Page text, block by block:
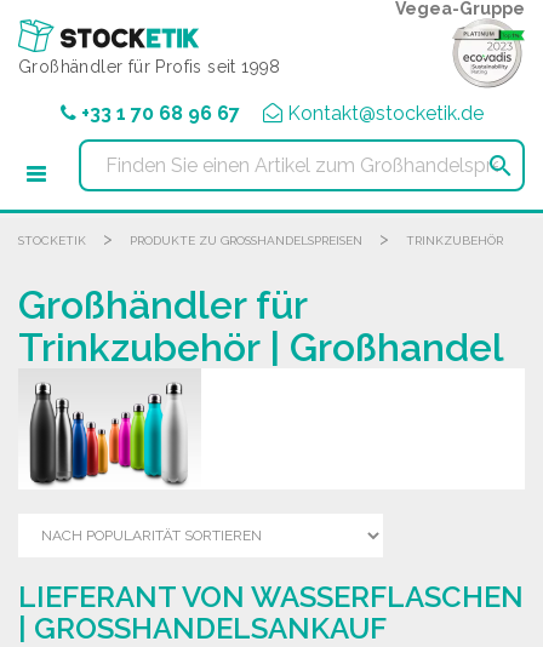
Großhändler für Profis seit 1998
Vegea-Gruppe
+33 1 70 68 96 67 Kontakt@stocketik.de

STOCKETIK > PRODUKTE ZU GROSSHANDELSPREISEN > TRINKZUBEHÖR
Großhändler für
Trinkzubehör | Großhandel
LIEFERANT VON WASSERFLASCHEN
| GROSSHANDELSANKAUF